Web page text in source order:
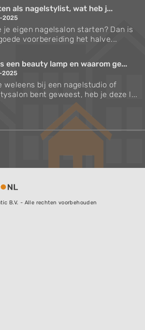
als nagelstylist, wat heb j...
2025
je eigen nagelsalon starten? Dan is
voorbereiding het halve...
een beauty lamp en waarom ge...
2025
weleens bij een nagelstudio of
bent geweest, heb je deze l...
B.V. - Alle rechten voorbehouden